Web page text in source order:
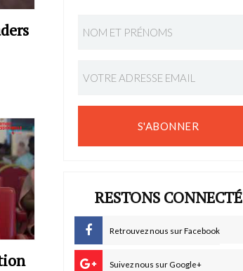
S'ABONNER
RESTONS CONNECTÉ
Retrouvez nous sur Facebook
Suivez nous sur Google+